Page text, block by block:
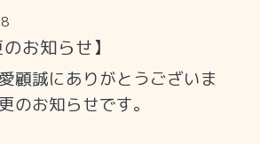
お知らせ】
顧誠にありがとうございま
のお知らせです。